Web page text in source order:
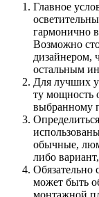
Главное
гармонично
Возможно
дизайнером,
остальным
Для лучших
ту мощность
выбранному
обычные,
либо
Обязательно
может быть